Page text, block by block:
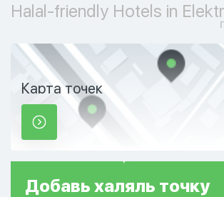
Halal-friendly Hotels in
Карта точек
Добавь халяль точку